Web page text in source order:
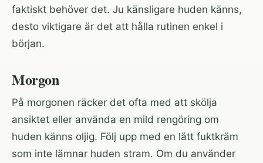
faktiskt behöver det. Ju känsligare huden känns,
desto viktigare är det att hålla rutinen enkel i
början.
Morgon
På morgonen räcker det ofta med att skölja
ansiktet eller använda en mild rengöring om
huden känns oljig. Följ upp med en lätt fuktkräm
som inte lämnar huden stram. Om du använder